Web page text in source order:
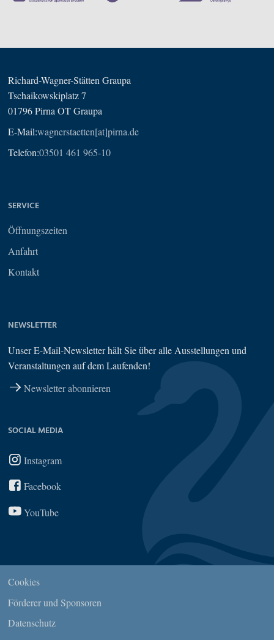
Richard-Wagner-Stätten Graupa
Tschaikowskiplatz 7
01796 Pirna OT Graupa
E-Mail:wagnerstaetten[at]pirna.de
Telefon:03501 461 965-10
SERVICE
Öffnungszeiten
Anfahrt
Kontakt
NEWSLETTER
Unser E-Mail-Newsletter hält Sie über alle Ausstellungen und
Veranstaltungen auf dem Laufenden!
Newsletter abonnieren
SOCIAL MEDIA
Instagram
Facebook
YouTube
Cookies
Förderer und Sponsoren
Datenschutz